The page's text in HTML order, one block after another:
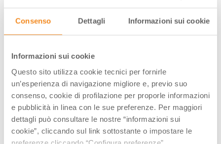
Consenso Dettagli Informazioni sui cookie
Informazioni sui cookie
Questo sito utilizza cookie tecnici per fornirle
un’esperienza di navigazione migliore e, previo suo
consenso, cookie di profilazione per proporle informazioni
e pubblicità in linea con le sue preferenze. Per maggiori
dettagli può consultare le nostre “informazioni sui
cookie”, cliccando sul link sottostante o impostare le
Verghereto, (FC)
Via Gioacchino Rossini, 2, fraz. Alfero,
47028, Verghereto, (FC)
A PARTIRE DA 0.00 €